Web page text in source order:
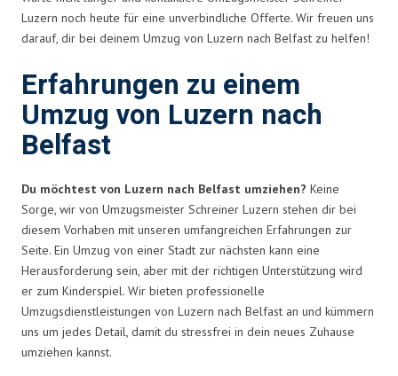
Luzern noch heute für eine unverbindliche Offerte. Wir freuen uns
darauf, dir bei deinem Umzug von Luzern nach Belfast zu helfen!
Erfahrungen zu einem
Umzug von Luzern nach
Belfast
Du möchtest von Luzern nach Belfast umziehen? Keine
Sorge, wir von Umzugsmeister Schreiner Luzern stehen dir bei
diesem Vorhaben mit unseren umfangreichen Erfahrungen zur
Seite. Ein Umzug von einer Stadt zur nächsten kann eine
Herausforderung sein, aber mit der richtigen Unterstützung wird
er zum Kinderspiel. Wir bieten professionelle
Umzugsdienstleistungen von Luzern nach Belfast an und kümmern
uns um jedes Detail, damit du stressfrei in dein neues Zuhause
umziehen kannst.